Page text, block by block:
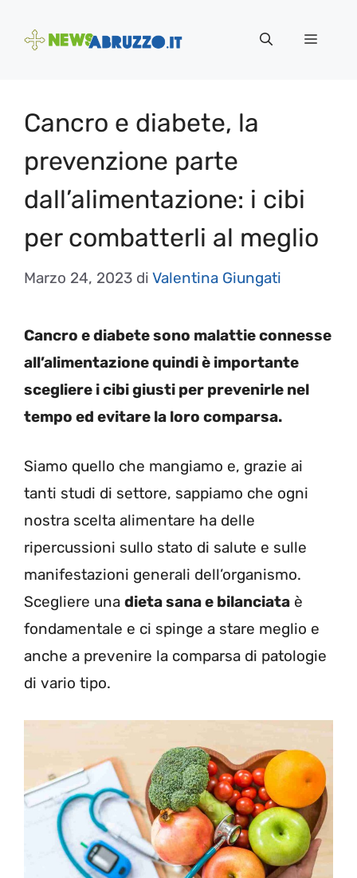
Menu
Cancro e diabete, la
prevenzione parte
dall’alimentazione: i cibi
per combatterli al meglio
Marzo 24, 2023 di Valentina Giungati
Cancro e diabete sono malattie connesse
all’alimentazione quindi è importante
scegliere i cibi giusti per prevenirle nel
tempo ed evitare la loro comparsa.
Siamo quello che mangiamo e, grazie ai
tanti studi di settore, sappiamo che ogni
nostra scelta alimentare ha delle
ripercussioni sullo stato di salute e sulle
manifestazioni generali dell’organismo.
Scegliere una dieta sana e bilanciata è
fondamentale e ci spinge a stare meglio e
anche a prevenire la comparsa di patologie
di vario tipo.